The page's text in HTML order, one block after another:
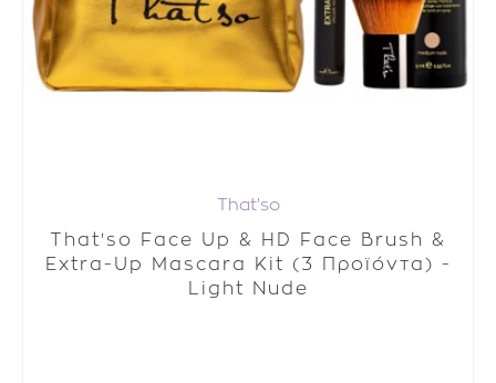
That'so
That'so Face Up & HD Face Brush &
Extra-Up Mascara Kit (3 Προϊόντα) -
Light Nude